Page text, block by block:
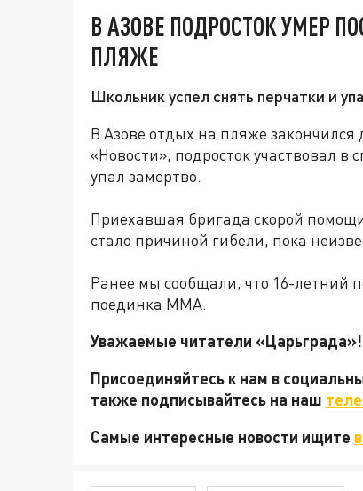
В АЗОВЕ ПОДРОСТОК УМЕР
ПЛЯЖЕ
Школьник успел снять перчатки и
В Азове отдых на пляже
«Новости», подросток участвовал в
упал замертво.
Приехавшая бригада скорой
стало причиной гибели, пока
Ранее мы сообщали, что 16-летний
поединка ММА.
Уважаемые читатели «Царьграда»!
Присоединяйтесь к нам в
также подписывайтесь на наш
Самые интересные новости ищите